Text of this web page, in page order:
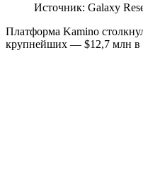
Источник: Galaxy
Платформа Kamino
крупнейших — $12,7 млн в